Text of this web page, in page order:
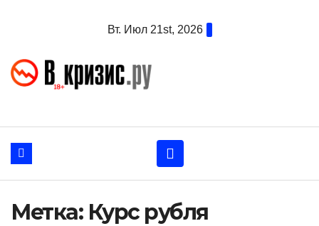
Вт. Июл 21st, 2026
Метка: Курс рубля